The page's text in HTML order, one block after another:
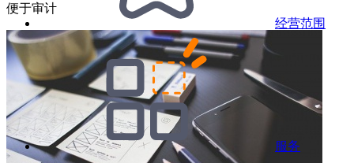
便于审计
经营范围
服务